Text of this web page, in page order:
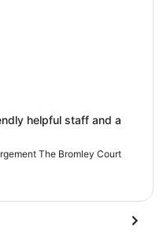
helpful staff and a
The Bromley Court